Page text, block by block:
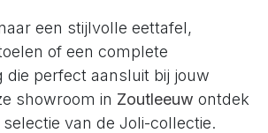
een stijlvolle eettafel,
of een complete
die perfect aansluit bij jouw
showroom in Zoutleeuw ontdek
van de Joli-collectie.